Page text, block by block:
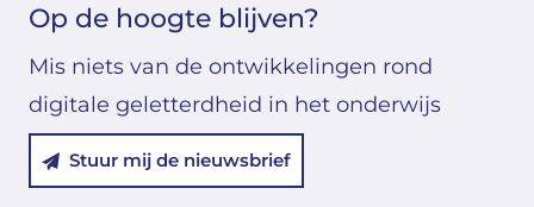
Op de hoogte blijven?
Mis niets van de ontwikkelingen rond
digitale geletterdheid in het onderwijs
Stuur mij de nieuwsbrief